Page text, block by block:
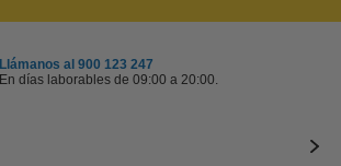
Llámanos al 900 123 247
En días laborables de 09:00 a 20:00.